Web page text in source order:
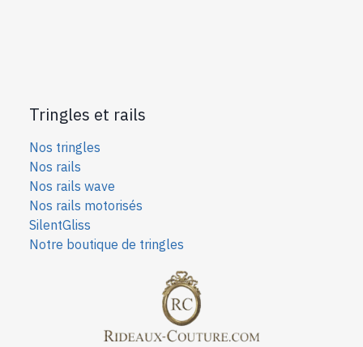
Tringles et rails
Nos tringles
Nos rails
Nos rails wave
Nos rails motorisés
SilentGliss
Notre boutique de tringles